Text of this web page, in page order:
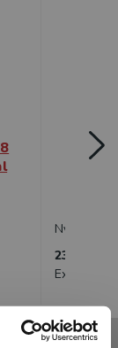
Nylén, S -
232 kr
Exkl.